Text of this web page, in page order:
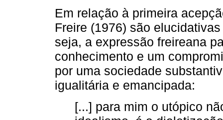
Em relação à primeira
Freire (1976) são
seja, a expressão freireana
conhecimento e um
por uma sociedade
igualitária e emancipada:
[...] para mim o utópico